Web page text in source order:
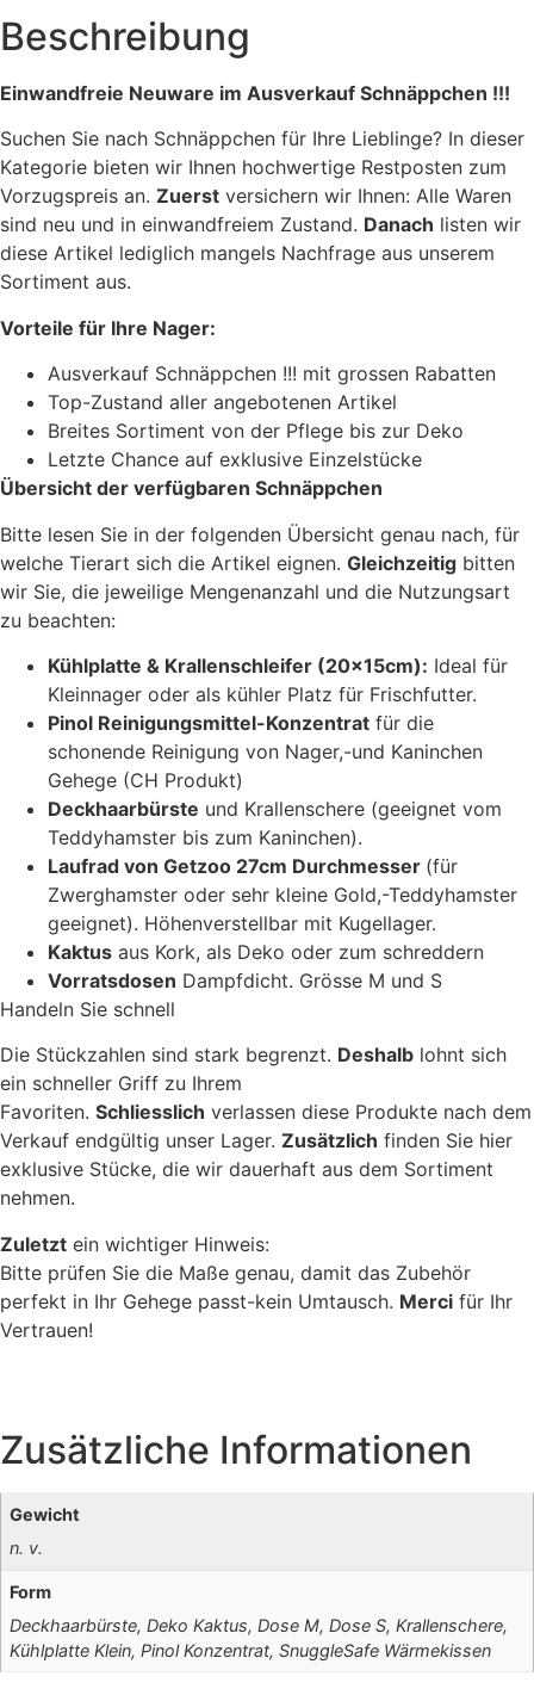
Beschreibung
Einwandfreie Neuware im Ausverkauf Schnäppchen !!!
Suchen Sie nach Schnäppchen für Ihre Lieblinge? In dieser
Kategorie bieten wir Ihnen hochwertige Restposten zum
Vorzugspreis an. Zuerst versichern wir Ihnen: Alle Waren
sind neu und in einwandfreiem Zustand. Danach listen wir
diese Artikel lediglich mangels Nachfrage aus unserem
Sortiment aus.
Vorteile für Ihre Nager:
Ausverkauf Schnäppchen !!! mit grossen Rabatten
Top-Zustand aller angebotenen Artikel
Breites Sortiment von der Pflege bis zur Deko
Letzte Chance auf exklusive Einzelstücke
Übersicht der verfügbaren Schnäppchen
Bitte lesen Sie in der folgenden Übersicht genau nach, für
welche Tierart sich die Artikel eignen. Gleichzeitig bitten
wir Sie, die jeweilige Mengenanzahl und die Nutzungsart
zu beachten:
Kühlplatte & Krallenschleifer (20x15cm): Ideal für
Kleinnager oder als kühler Platz für Frischfutter.
Pinol Reinigungsmittel-Konzentrat für die
schonende Reinigung von Nager,-und Kaninchen
Gehege (CH Produkt)
Deckhaarbürste und Krallenschere (geeignet vom
Teddyhamster bis zum Kaninchen).
Laufrad von Getzoo 27cm Durchmesser (für
Zwerghamster oder sehr kleine Gold,-Teddyhamster
geeignet). Höhenverstellbar mit Kugellager.
Kaktus aus Kork, als Deko oder zum schreddern
Vorratsdosen Dampfdicht. Grösse M und S
Handeln Sie schnell
Die Stückzahlen sind stark begrenzt. Deshalb lohnt sich
ein schneller Griff zu Ihrem
Favoriten. Schliesslich verlassen diese Produkte nach dem
Verkauf endgültig unser Lager. Zusätzlich finden Sie hier
exklusive Stücke, die wir dauerhaft aus dem Sortiment
nehmen.
Zuletzt ein wichtiger Hinweis:
Bitte prüfen Sie die Maße genau, damit das Zubehör
perfekt in Ihr Gehege passt-kein Umtausch. Merci für Ihr
Vertrauen!
Zusätzliche Informationen
Gewicht
n. v.
Form
Deckhaarbürste, Deko Kaktus, Dose M, Dose S, Krallenschere,
Kühlplatte Klein, Pinol Konzentrat, SnuggleSafe Wärmekissen